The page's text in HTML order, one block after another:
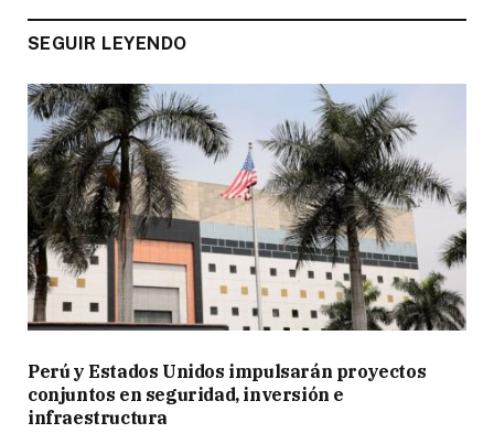
SEGUIR LEYENDO
Perú y Estados Unidos impulsarán proyectos
conjuntos en seguridad, inversión e
infraestructura